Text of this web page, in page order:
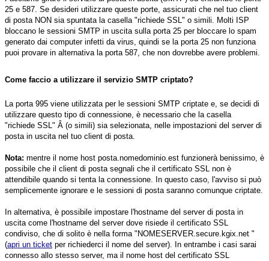
25 e 587. Se desideri utilizzare queste porte, assicurati che nel tuo client
di posta NON sia spuntata la casella "richiede SSL" o simili. Molti ISP
bloccano le sessioni SMTP in uscita sulla porta 25 per bloccare lo spam
generato dai computer infetti da virus, quindi se la porta 25 non funziona
puoi provare in alternativa la porta 587, che non dovrebbe avere problemi.
Come faccio a utilizzare il servizio SMTP criptato?
La porta 995 viene utilizzata per le sessioni SMTP criptate e, se decidi di
utilizzare questo tipo di connessione, è necessario che la casella
"richiede SSL" Â (o simili) sia selezionata, nelle impostazioni del server di
posta in uscita nel tuo client di posta.
Nota: mentre il nome host posta.nomedominio.est funzionerà benissimo, è
possibile che il client di posta segnali che il certificato SSL non è
attendibile quando si tenta la connessione. In questo caso, l'avviso si può
semplicemente ignorare e le sessioni di posta saranno comunque criptate.
In alternativa, è possibile impostare l'hostname del server di posta in
uscita come l'hostname del server dove risiede il certificato SSL
condiviso, che di solito è nella forma "NOMESERVER.secure.kgix.net "
(apri un ticket per richiederci il nome del server). In entrambe i casi sarai
connesso allo stesso server, ma il nome host del certificato SSL